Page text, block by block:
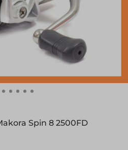
Spin 8 2500FD